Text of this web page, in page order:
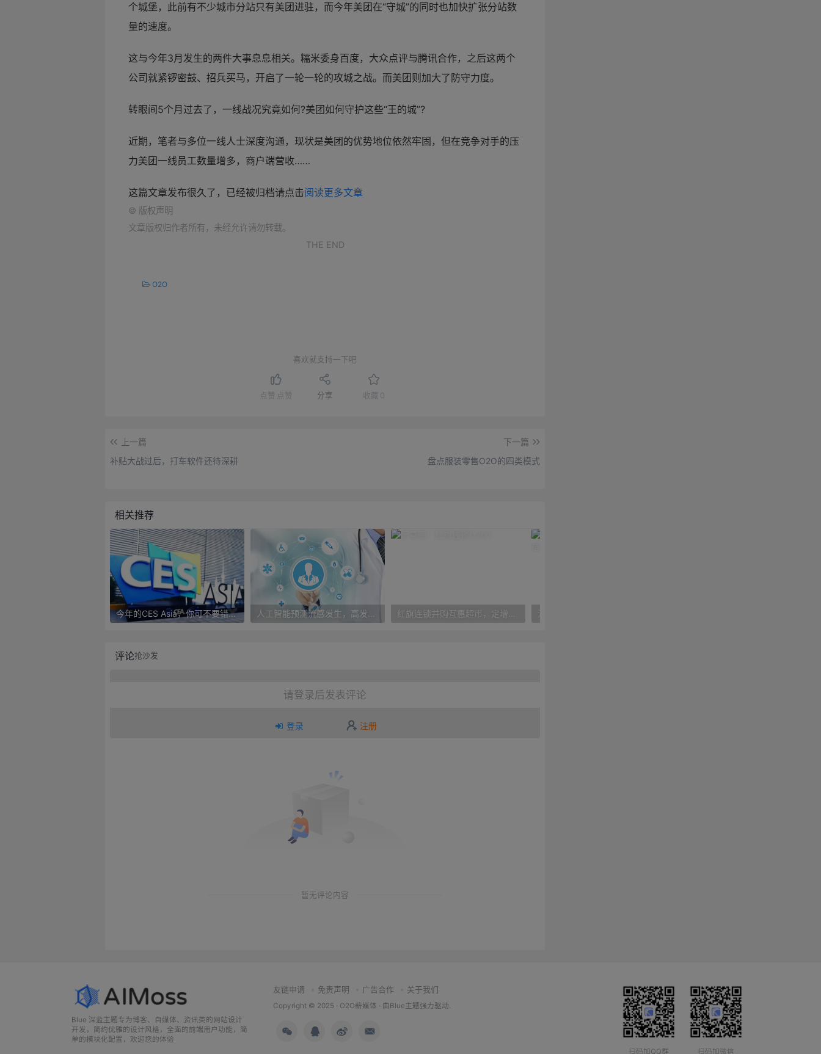
个城堡，此前有不少城市分站只有美团进驻，而今年美团在“守城”的同时也加快扩张分站数
量的速度。
这与今年3月发生的两件大事息息相关。糯米委身百度，大众点评与腾讯合作，之后这两个
公司就紧锣密鼓、招兵买马，开启了一轮一轮的攻城之战。而美团则加大了防守力度。
转眼间5个月过去了，一线战况究竟如何?美团如何守护这些“王的城”?
近期，笔者与多位一线人士深度沟通，现状是美团的优势地位依然牢固，但在竞争对手的压
力美团一线员工数量增多，商户端营收……
这篇文章发布很久了，已经被归档请点击阅读更多文章
© 版权声明
文章版权归作者所有，未经允许请勿转载。
THE END
O2O
喜欢就支持一下吧
点赞 点赞 分享 收藏 0
上一篇
补贴大战过后，打车软件还待深耕
下一篇
盘点服装零售O2O的四类模式
相关推荐
今年的CES Asia，你可不要错过这些自动驾驶看点
评论抢沙发
请登录后发表评论
登录 注册
暂无评论内容
Blue 深蓝主题专为博客、自媒体、资讯类的网站设计
开发，简约优雅的设计风格，全面的前端用户功能，简
单的模块化配置，欢迎您的体验
友链申请 免责声明 广告合作 关于我们
Copyright © 2025 · O2O薪媒体 · 由 Blue主题强力驱动.
扫码加QQ群 扫码加微信